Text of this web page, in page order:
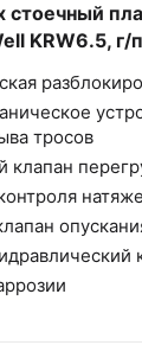
стоечный
KRW6.5, г/
тросов
клапан